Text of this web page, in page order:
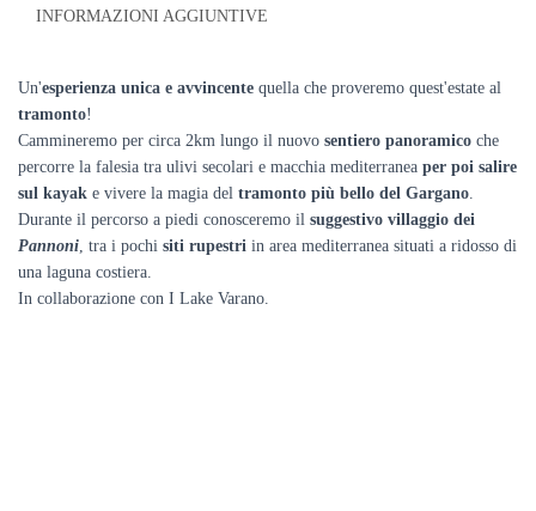
INFORMAZIONI AGGIUNTIVE
Un'esperienza unica e avvincente quella che proveremo quest'estate al
tramonto!
Cammineremo per circa 2km lungo il nuovo sentiero panoramico che
percorre la falesia tra ulivi secolari e macchia mediterranea per poi salire
sul kayak e vivere la magia del tramonto più bello del Gargano.
Durante il percorso a piedi conosceremo il suggestivo villaggio dei
Pannoni, tra i pochi siti rupestri in area mediterranea situati a ridosso di
una laguna costiera.
In collaborazione con I Lake Varano.